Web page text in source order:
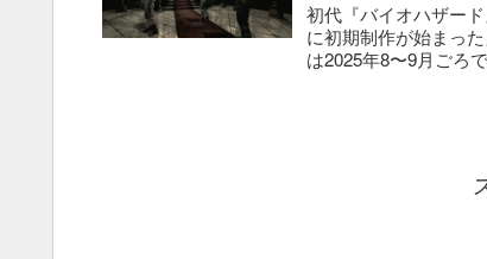
初代『バイオハザー
に初期制作が始まっ
は2025年8〜9月ごろ